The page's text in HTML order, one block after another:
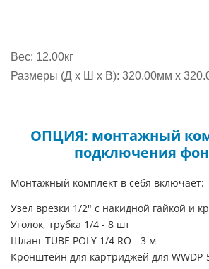
Вес: 12.00кг
Размеры (Д x Ш x В): 320.00мм x
ОПЦИЯ: монтажный
подключения
Монтажный комплект в себя включает:
Узел врезки 1/2" с накидной гайкой и
Уголок, трубка 1/4 - 8 шт
Шланг TUBE POLY 1/4 RO - 3 м
Кронштейн для картриджей для